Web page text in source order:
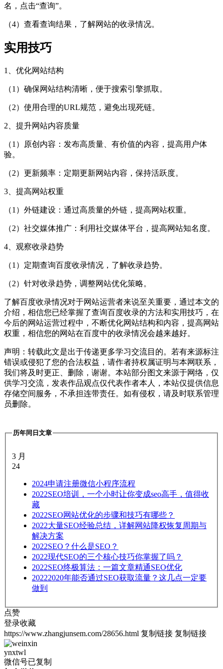
名，点击“查询”。
（4）查看查询结果，了解网站的收录情况。
实用技巧
1、优化网站结构
（1）确保网站结构清晰，便于搜索引擎抓取。
（2）使用合理的URL规范，避免出现死链。
2、提升网站内容质量
（1）原创内容：发布高质量、有价值的内容，提高用户体
验。
（2）更新频率：定期更新网站内容，保持活跃度。
3、提高网站权重
（1）外链建设：通过高质量的外链，提高网站权重。
（2）社交媒体推广：利用社交媒体平台，提高网站知名度。
4、观察收录趋势
（1）定期查询百度收录情况，了解收录趋势。
（2）针对收录趋势，调整网站优化策略。
了解百度收录情况对于网站运营者来说至关重要，通过本文的
介绍，相信您已经掌握了查询百度收录的方法和实用技巧，在
今后的网站运营过程中，不断优化网站结构和内容，提高网站
权重，相信您的网站在百度中的收录情况会越来越好。
声明：转载此文是出于传递更多学习交流目的。若有来源标注
错误或侵犯了您的合法权益，请作者持权属证明与本网联系，
我们将及时更正、删除，谢谢。本站部分图文来源于网络，仅
供学习交流，发表作品观点仅代表作者本人，本站仅提供信息
存储空间服务，不承担连带责任。如有侵权，请及时联系管理
员删除。
历年同日文章
3 月
24
2024申请注册微信小程序流程
2022SEO培训，一个小时让你变成seo高手，值得收
藏
2022SEO网站优化的步骤和技巧有哪些？
2022大量SEO经验总结，详解网站降权恢复周期与
解决方案
2022SEO？什么是SEO？
2022现代SEO的三个核心技巧你掌握了吗？
2022SEO终极算法：一篇文章精通SEO优化
20222020年能否通过SEO获取流量？这几点一定要
做到
点赞
登录收藏
https://www.zhangjunsem.com/28656.html 复制链接 复制链接
ynxtwl
微信号已复制